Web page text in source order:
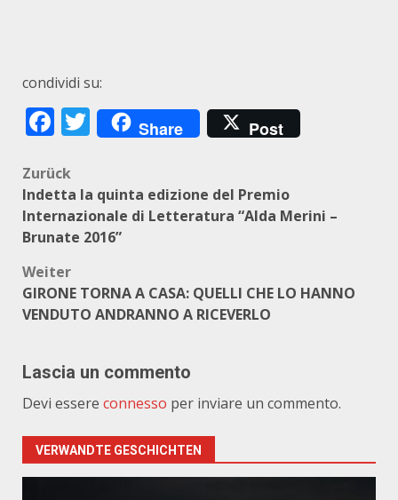
condividi su:
Facebook
Twitter
Share Post
Beitragsnavigation
Zurück
Indetta la quinta edizione del Premio
Internazionale di Letteratura “Alda Merini –
Brunate 2016”
Weiter
GIRONE TORNA A CASA: QUELLI CHE LO HANNO
VENDUTO ANDRANNO A RICEVERLO
Lascia un commento
Devi essere connesso per inviare un commento.
VERWANDTE GESCHICHTEN